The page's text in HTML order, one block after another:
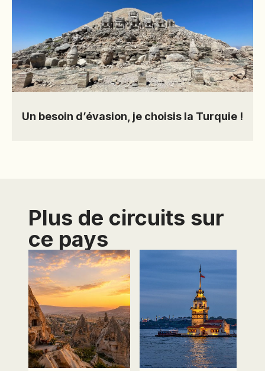
Un besoin d’évasion, je choisis la Turquie !
Plus de circuits sur
ce pays